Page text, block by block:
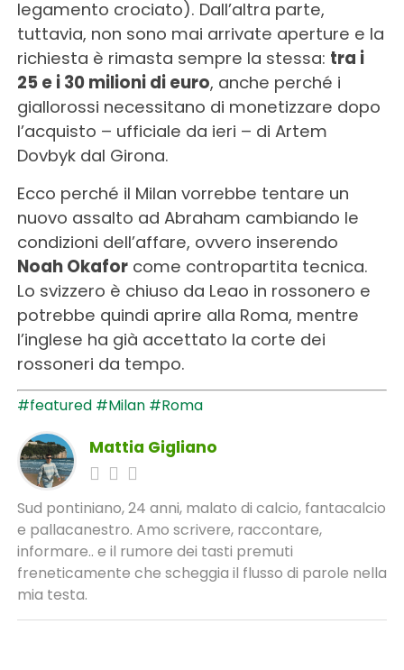
legamento crociato). Dall’altra parte,
tuttavia, non sono mai arrivate aperture e la
richiesta è rimasta sempre la stessa: tra i
25 e i 30 milioni di euro, anche perché i
giallorossi necessitano di monetizzare dopo
l’acquisto – ufficiale da ieri – di Artem
Dovbyk dal Girona.
Ecco perché il Milan vorrebbe tentare un
nuovo assalto ad Abraham cambiando le
condizioni dell’affare, ovvero inserendo
Noah Okaforcome contropartita tecnica.
Lo svizzero è chiuso da Leao in rossonero e
potrebbe quindi aprire alla Roma, mentre
l’inglese ha già accettato la corte dei
rossoneri da tempo.
#featured #Milan #Roma
Mattia Gigliano
Sud pontiniano, 24 anni, malato di calcio, fantacalcio
e pallacanestro. Amo scrivere, raccontare,
informare.. e il rumore dei tasti premuti
freneticamente che scheggia il flusso di parole nella
mia testa.